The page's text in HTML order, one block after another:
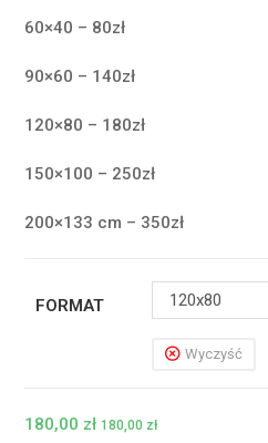
60×40 – 80zł
90×60 – 140zł
120×80 – 180zł
150×100 – 250zł
200×133 cm – 350zł
FORMAT 120x80
Wyczyść
180,00 zł 180,00 zł